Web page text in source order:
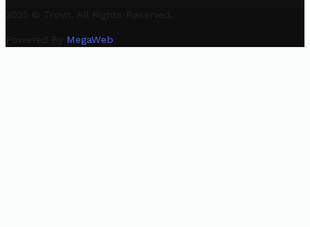
2025 © Trovit. All Rights Reserved.
Powered By MegaWeb